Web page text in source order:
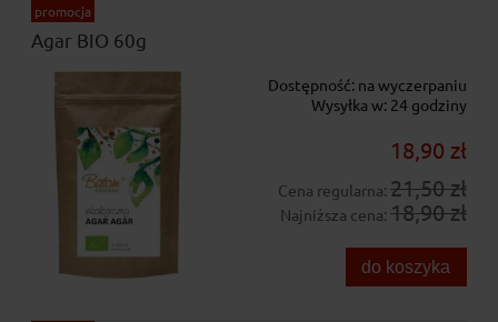
Agar BIO 60g
Dostępność: na wyczerpaniu
Wysyłka w: 24 godziny
18,90 zł
Cena regularna: 21,50 zł
Najniższa cena: 18,90 zł
do koszyka
promocja